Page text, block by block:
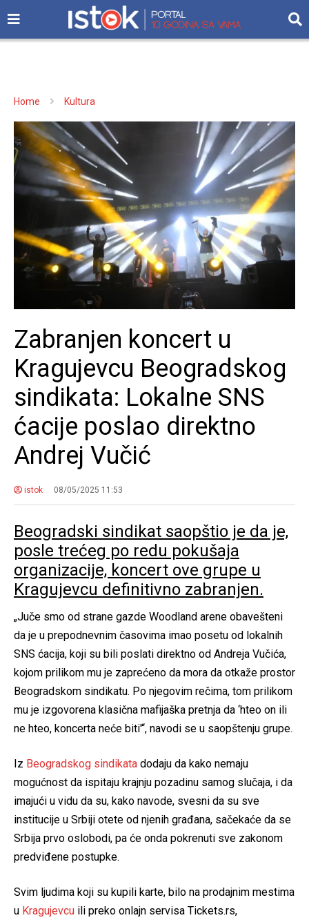
Home Kultura
Zabranjen koncert u
Kragujevcu Beogradskog
sindikata: Lokalne SNS
ćacije poslao direktno
Andrej Vučić
istok 08/05/2025 11:53
Beogradski sindikat saopštio je da je,
posle trećeg po redu pokušaja
organizacije, koncert ove grupe u
Kragujevcu definitivno zabranjen.
„Juče smo od strane gazde Woodland arene obavešteni
da je u prepodnevnim časovima imao posetu od lokalnih
SNS ćacija, koji su bili poslati direktno od Andreja Vučića,
kojom prilikom mu je zaprećeno da mora da otkaže prostor
Beogradskom sindikatu. Po njegovim rečima, tom prilikom
mu je izgovorena klasična mafijaška pretnja da ‘hteo on ili
ne hteo, koncerta neće biti'“, navodi se u saopštenju grupe.
Iz Beogradskog sindikata dodaju da kako nemaju
mogućnost da ispitaju krajnju pozadinu samog slučaja, i da
imajući u vidu da su, kako navode, svesni da su sve
institucije u Srbiji otete od njenih građana, sačekaće da se
Srbija prvo oslobodi, pa će onda pokrenuti sve zakonom
predviđene postupke.
Svim ljudima koji su kupili karte, bilo na prodajnim mestima
u Kragujevcu ili preko onlajn servisa Tickets.rs,